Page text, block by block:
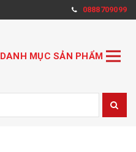
0888709099
DANH MỤC SẢN PHẨM